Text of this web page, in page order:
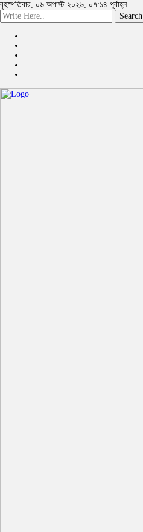
বৃহস্পতিবার, ০৬ অগাস্ট ২০২৬, ০৭:১৪ পূর্বাহ্ন
Search